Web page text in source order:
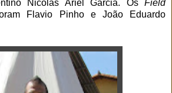
Nicolas Ariel Garcia. Os Field
Flavio Pinho e João Eduardo